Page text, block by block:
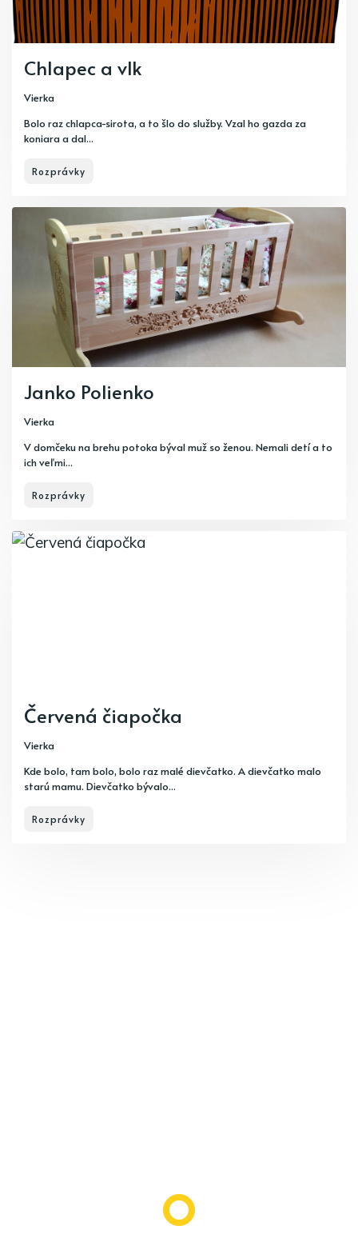
Chlapec a vlk
Vierka
Bolo raz chlapca-sirota, a to šlo do služby. Vzal ho gazda za
koniara a dal...
Rozprávky
Janko Polienko
Vierka
V domčeku na brehu potoka býval muž so ženou. Nemali detí a to
ich veľmi...
Rozprávky
Červená čiapočka
Vierka
Kde bolo, tam bolo, bolo raz malé dievčatko. A dievčatko malo
starú mamu. Dievčatko bývalo...
Rozprávky